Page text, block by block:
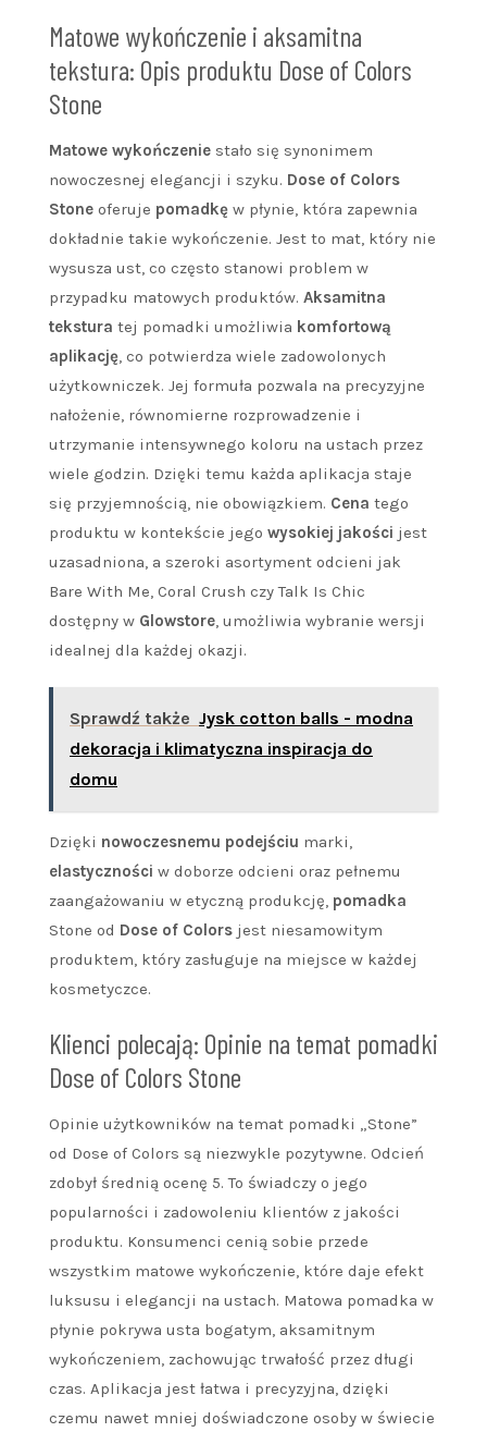
Matowe wykończenie i aksamitna
tekstura: Opis produktu Dose of Colors
Stone
Matowe wykończenie stało się synonimem
nowoczesnej elegancji i szyku. Dose of Colors
Stone oferuje pomadkę w płynie, która zapewnia
dokładnie takie wykończenie. Jest to mat, który nie
wysusza ust, co często stanowi problem w
przypadku matowych produktów. Aksamitna
tekstura tej pomadki umożliwia komfortową
aplikację, co potwierdza wiele zadowolonych
użytkowniczek. Jej formuła pozwala na precyzyjne
nałożenie, równomierne rozprowadzenie i
utrzymanie intensywnego koloru na ustach przez
wiele godzin. Dzięki temu każda aplikacja staje
się przyjemnością, nie obowiązkiem. Cena tego
produktu w kontekście jego wysokiej jakości jest
uzasadniona, a szeroki asortyment odcieni jak
Bare With Me, Coral Crush czy Talk Is Chic
dostępny w Glowstore, umożliwia wybranie wersji
idealnej dla każdej okazji.
Sprawdź także Jysk cotton balls - modna
dekoracja i klimatyczna inspiracja do
domu
Dzięki nowoczesnemu podejściu marki,
elastyczności w doborze odcieni oraz pełnemu
zaangażowaniu w etyczną produkcję, pomadka
Stone od Dose of Colors jest niesamowitym
produktem, który zasługuje na miejsce w każdej
kosmetyczce.
Klienci polecają: Opinie na temat pomadki
Dose of Colors Stone
Opinie użytkowników na temat pomadki „Stone”
od Dose of Colors są niezwykle pozytywne. Odcień
zdobył średnią ocenę 5. To świadczy o jego
popularności i zadowoleniu klientów z jakości
produktu. Konsumenci cenią sobie przede
wszystkim matowe wykończenie, które daje efekt
luksusu i elegancji na ustach. Matowa pomadka w
płynie pokrywa usta bogatym, aksamitnym
wykończeniem, zachowując trwałość przez długi
czas. Aplikacja jest łatwa i precyzyjna, dzięki
czemu nawet mniej doświadczone osoby w świecie